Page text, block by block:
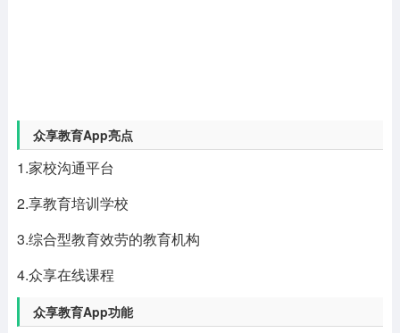
众享教育App亮点
1.家校沟通平台
2.享教育培训学校
3.综合型教育效劳的教育机构
4.众享在线课程
众享教育App功能